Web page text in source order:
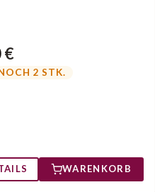
€
2 STK.
WARENKORB